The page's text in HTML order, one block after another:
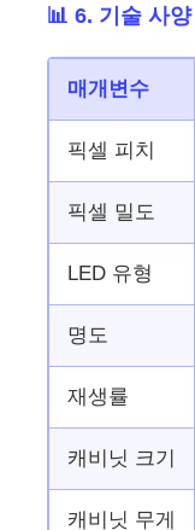
📊 6. 기술 사양
매개변수
픽셀 피치
픽셀 밀도
LED 유형
명도
재생률
캐비닛 크기
캐비닛 무게